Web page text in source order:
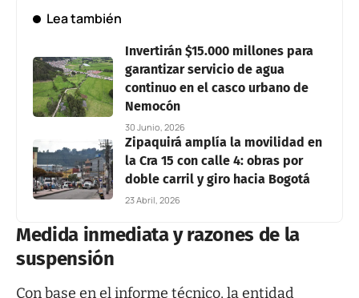
Lea también
Invertirán $15.000 millones para
garantizar servicio de agua
continuo en el casco urbano de
Nemocón
30 Junio, 2026
Zipaquirá amplía la movilidad en
la Cra 15 con calle 4: obras por
doble carril y giro hacia Bogotá
23 Abril, 2026
Medida inmediata y razones de la
suspensión
Con base en el informe técnico, la entidad